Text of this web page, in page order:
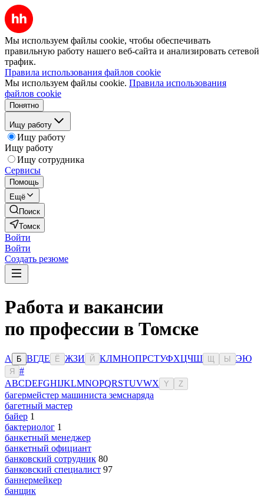
Мы используем файлы cookie, чтобы обеспечивать
правильную работу нашего веб-сайта и анализировать сетевой
трафик.
Правила использования файлов cookie
Мы используем файлы cookie. Правила использования
файлов cookie
Понятно
Ищу работу
Ищу работу
Ищу работу
Ищу сотрудника
Сервисы
Помощь
Ещё
Поиск
Томск
Войти
Войти
Создать резюме
Работа и вакансии
по профессии в Томске
А Б ВГДЕ Ё ЖЗИ Й КЛМНОПРСТУФХЦЧШ Ы ЭЮ
Я
#
ABCDEFGHIJKLMNOPQRSTUVWX Y Z
багермейстер машиниста земснаряда
багетный мастер
байер 1
бактериолог 1
банкетный менеджер
банкетный официант
банковский сотрудник 80
банковский специалист 97
баннермейкер
банщик